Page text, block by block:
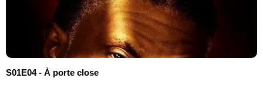
S01E04 - À porte close